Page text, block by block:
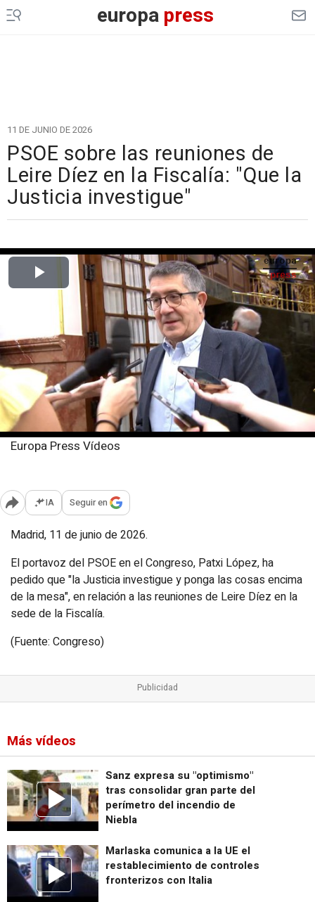
europapress
11 DE JUNIO DE 2026
PSOE sobre las reuniones de
Leire Díez en la Fiscalía: "Que la
Justicia investigue"
Europa Press Vídeos
Abrir opciones para compartir
IA Seguir en
Madrid, 11 de junio de 2026.
El portavoz del PSOE en el Congreso, Patxi López, ha
pedido que "la Justicia investigue y ponga las cosas encima
de la mesa", en relación a las reuniones de Leire Díez en la
sede de la Fiscalía.
(Fuente: Congreso)
Más vídeos
Sanz expresa su "optimismo"
tras consolidar gran parte del
perímetro del incendio de
Niebla
Marlaska comunica a la UE el
restablecimiento de controles
fronterizos con Italia